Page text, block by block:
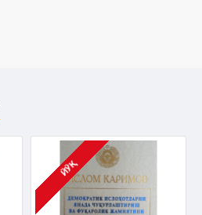
ЙЎҚ